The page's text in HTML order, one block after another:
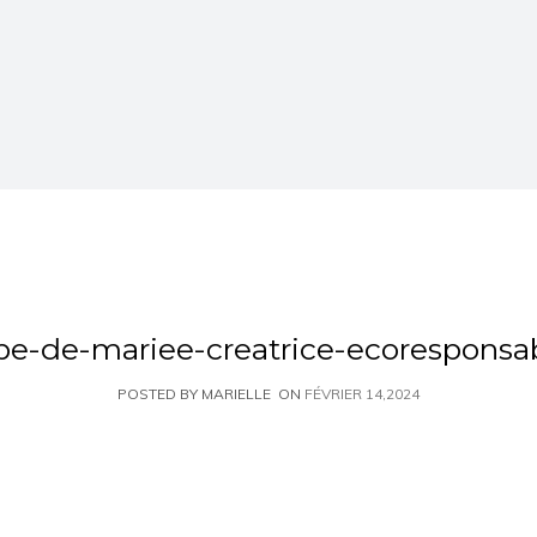
de-mariee-creatrice-
POSTED BY MARIELLE ON FÉVRIER 14,2024